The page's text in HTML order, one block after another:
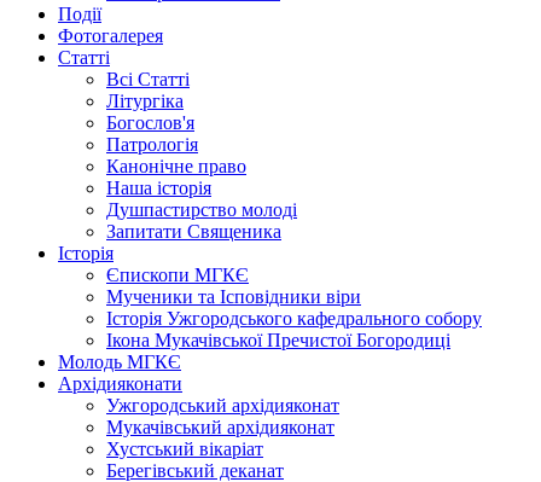
Події
Фотогалерея
Статті
Всі Статті
Літургіка
Богослов'я
Патрологія
Канонічне право
Наша історія
Душпастирство молоді
Запитати Священика
Історія
Єпископи МГКЄ
Мученики та Ісповідники віри
Історія Ужгородського кафедрального собору
Ікона Мукачівської Пречистої Богородиці
Молодь МГКЄ
Архідияконати
Ужгородський архідияконат
Мукачівський архідияконат
Хустський вікаріат
Берегівський деканат